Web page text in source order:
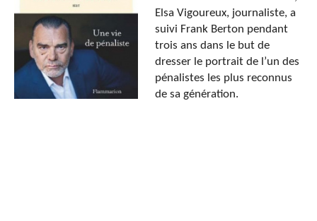
Elsa Vigoureux, journaliste, a
suivi Frank Berton pendant
trois ans dans le but de
dresser le portrait de l’un des
pénalistes les plus reconnus
de sa génération.